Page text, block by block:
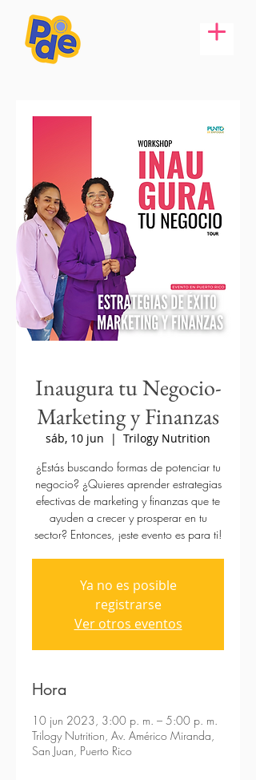
Inaugura tu Negocio-
Marketing y Finanzas
sáb, 10 jun
  |
Trilogy Nutrition
¿Estás buscando formas de potenciar tu
negocio? ¿Quieres aprender estrategias
efectivas de marketing y finanzas que te
ayuden a crecer y prosperar en tu
sector? Entonces, ¡este evento es para ti!
Ya no es posible
registrarse
Ver otros eventos
Hora
10 jun 2023, 3:00 p. m. – 5:00 p. m.
Trilogy Nutrition, Av. Américo Miranda,
San Juan, Puerto Rico